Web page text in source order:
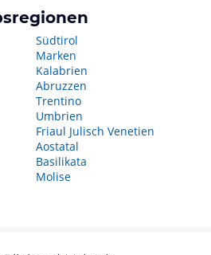
Südtirol
Marken
Kalabrien
Abruzzen
Trentino
Umbrien
Friaul Julisch Venetien
Aostatal
Basilikata
Molise